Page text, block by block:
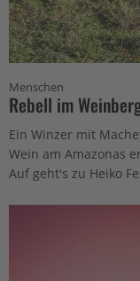
Menschen
Rebell im
Ein Winzer mit
Wein am Amazonas
Auf geht's zu Heiko